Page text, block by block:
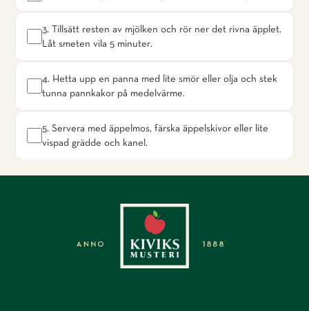
3. Tillsätt resten av mjölken och rör ner det rivna äpplet.
Låt smeten vila 5 minuter.
4. Hetta upp en panna med lite smör eller olja och stek
tunna pannkakor på medelvärme.
5. Servera med äppelmos, färska äppelskivor eller lite
vispad grädde och kanel.